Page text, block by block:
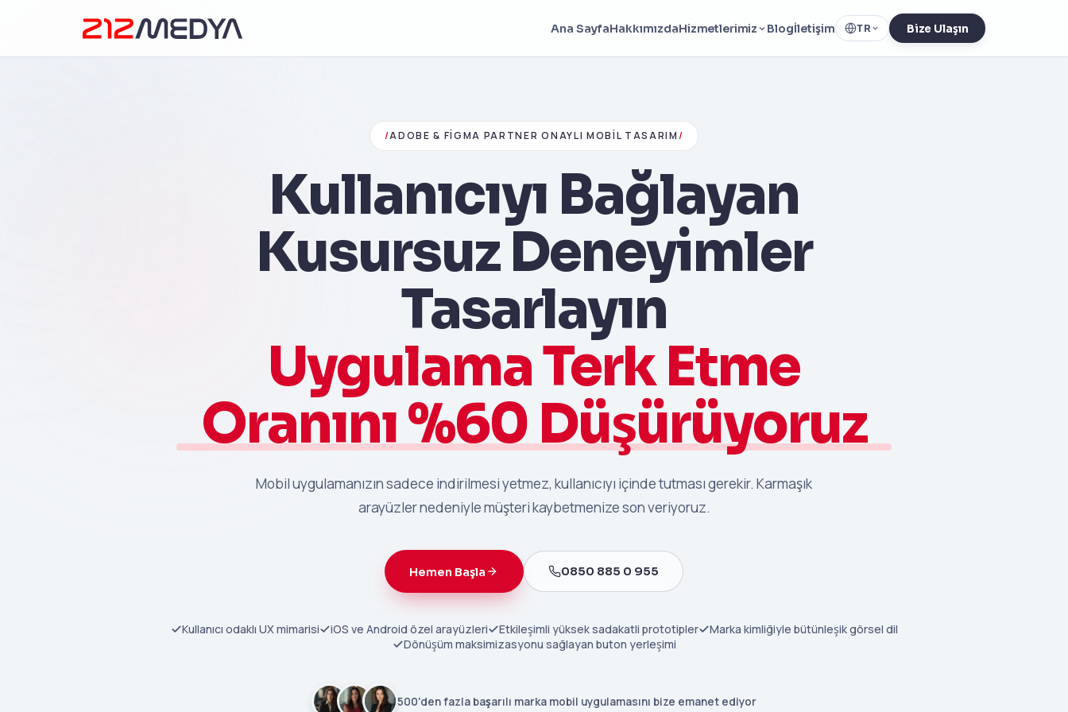
Ana SayfaHakkımızdaHizmetlerimiz Blogİletişim TR Bize Ulaşın
/ADOBE & FIGMA PARTNER ONAYLI MOBIL TASARIM/
Kullanıcıyı Bağlayan
Kusursuz Deneyimler
Tasarlayın
Uygulama Terk Etme
Oranını %60 Düşürüyoruz
Mobil uygulamanızın sadece indirilmesi yetmez, kullanıcıyı içinde tutması gerekir. Karmaşık
arayüzler nedeniyle müşteri kaybetmenize son veriyoruz.
Hemen Başla 0850 885 0 955
Kullanıcı odaklı UX mimarisi iOS ve Android özel arayüzleri Etkileşimli yüksek sadakatli prototipler
Marka kimliğiyle bütünleşik görsel dil
Dönüşüm maksimizasyonu sağlayan buton yerleşimi
500'den fazla başarılı marka mobil uygulamasını bize emanet ediyor